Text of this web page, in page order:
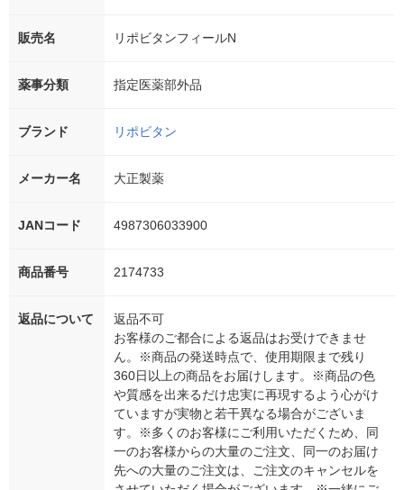
販売名 リポビタンフィールN
薬事分類 指定医薬部外品
ブランド リポビタン
メーカー名 大正製薬
JANコード 4987306033900
商品番号 2174733
返品について
返品不可
お客様のご都合による返品はお受けできませ
ん。※商品の発送時点で、使用期限まで残り
360日以上の商品をお届けします。※商品の色
や質感を出来るだけ忠実に再現するよう心がけ
ていますが実物と若干異なる場合がございま
す。※多くのお客様にご利用いただくため、同
一のお客様からの大量のご注文、同一のお届け
先への大量のご注文は、ご注文のキャンセルを